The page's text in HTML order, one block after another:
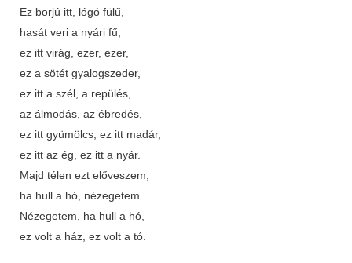
Ez borjú itt, lógó fülű,
hasát veri a nyári fű,
ez itt virág, ezer, ezer,
ez a sötét gyalogszeder,
ez itt a szél, a repülés,
az álmodás, az ébredés,
ez itt gyümölcs, ez itt madár,
ez itt az ég, ez itt a nyár.
Majd télen ezt előveszem,
ha hull a hó, nézegetem.
Nézegetem, ha hull a hó,
ez volt a ház, ez volt a tó.